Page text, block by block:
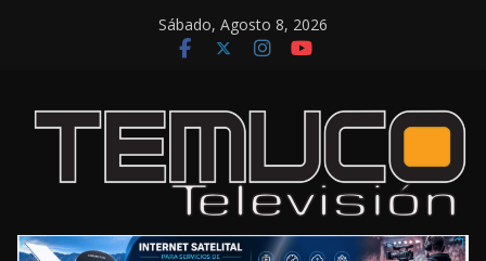
Sábado, Agosto 8, 2026